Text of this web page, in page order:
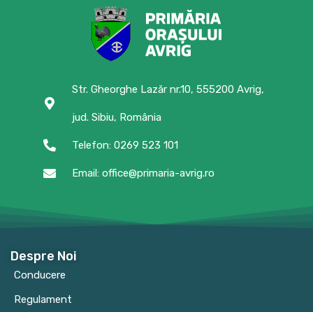
Str. Gheorghe Lazăr nr.10, 555200 Avrig,
jud. Sibiu, România
Telefon: 0269 523 101
Email: office@primaria-avrig.ro
Despre Noi
Conducere
Regulament